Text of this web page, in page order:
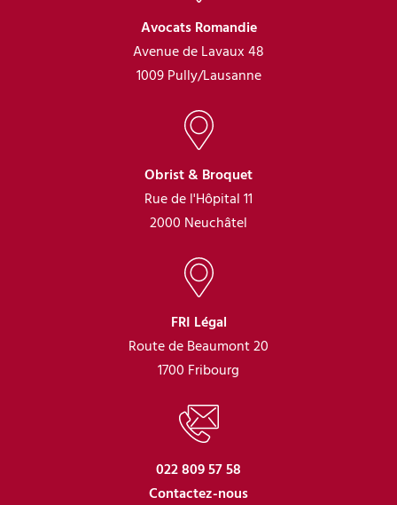
Avocats Romandie
Avenue de Lavaux 48
1009 Pully/Lausanne
Obrist & Broquet
Rue de l'Hôpital 11
2000 Neuchâtel
FRI Légal
Route de Beaumont 20
1700 Fribourg
022 809 57 58
Contactez-nous